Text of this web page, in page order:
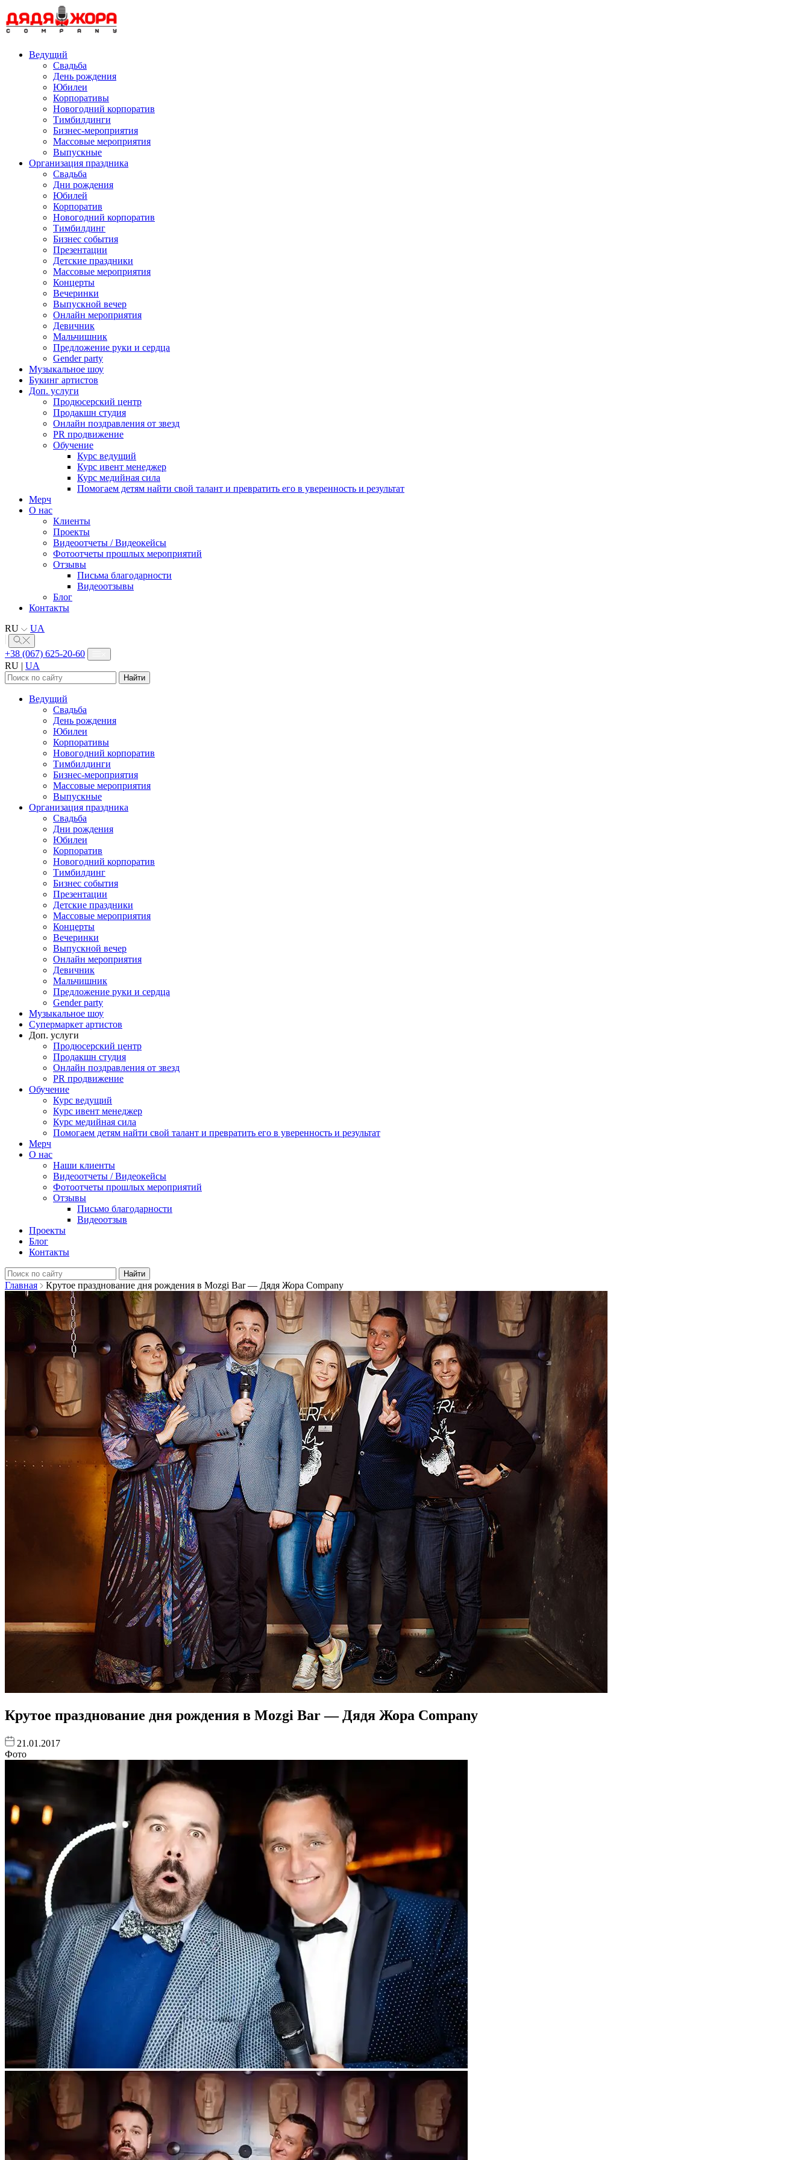
to
content
Ведущий
Свадьба
День рождения
Юбилеи
Корпоративы
Новогодний корпоратив
Тимбилдинги
Бизнес-мероприятия
Массовые мероприятия
Выпускные
Организация праздника
Свадьба
Дни рождения
Юбилей
Корпоратив
Новогодний корпоратив
Тимбилдинг
Бизнес события
Презентации
Детские праздники
Массовые мероприятия
Концерты
Вечеринки
Выпускной вечер
Онлайн мероприятия
Девичник
Мальчишник
Предложение руки и сердца
Gender party
Музыкальное шоу
Букинг артистов
Доп. услуги
Продюсерский центр
Продакшн студия
Онлайн поздравления от звезд
PR продвижение
Обучение
Курс ведущий
Курс ивент менеджер
Курс медийная сила
Помогаем детям найти свой талант и превратить его в уверенность и результат
Мерч
О нас
Клиенты
Проекты
Видеоотчеты / Видеокейсы
Фотоотчеты прошлых мероприятий
Отзывы
Письма благодарности
Видеоотзывы
Блог
Контакты
RU
UA
+38 (067) 625-20-60
RU | UA
Найти:
Ведущий
Свадьба
День рождения
Юбилеи
Корпоративы
Новогодний корпоратив
Тимбилдинги
Бизнес-мероприятия
Массовые мероприятия
Выпускные
Организация праздника
Свадьба
Дни рождения
Юбилеи
Корпоратив
Новогодний корпоратив
Тимбилдинг
Бизнес события
Презентации
Детские праздники
Массовые мероприятия
Концерты
Вечеринки
Выпускной вечер
Онлайн мероприятия
Девичник
Мальчишник
Предложение руки и сердца
Gender party
Музыкальное шоу
Супермаркет артистов
Доп. услуги
Продюсерский центр
Продакшн студия
Онлайн поздравления от звезд
PR продвижение
Обучение
Курс ведущий
Курс ивент менеджер
Курс медийная сила
Помогаем детям найти свой талант и превратить его в уверенность и результат
Мерч
О нас
Наши клиенты
Видеоотчеты / Видеокейсы
Фотоотчеты прошлых мероприятий
Отзывы
Письмо благодарности
Видеоотзыв
Проекты
Блог
Контакты
Найти:
Главная
Крутое празднование дня рождения в Mozgi Bar — Дядя Жора Company
Крутое празднование дня рождения в Mozgi Bar — Дядя Жора Company
21.01.2017
Фото